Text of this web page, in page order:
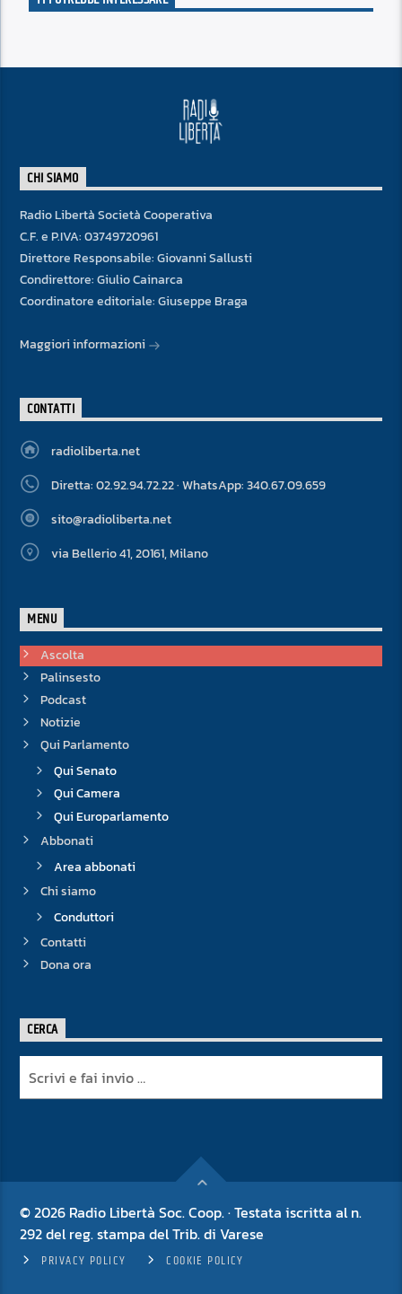
CHI SIAMO
Radio Libertà Società Cooperativa
C.F. e P.IVA: 03749720961
Direttore Responsabile: Giovanni Sallusti
Condirettore: Giulio Cainarca
Coordinatore editoriale: Giuseppe Braga
Maggiori informazioni
CONTATTI
radioliberta.net
Diretta: 02.92.94.72.22 · WhatsApp: 340.67.09.659
sito@radioliberta.net
via Bellerio 41, 20161, Milano
MENU
Ascolta
Palinsesto
Podcast
Notizie
Qui Parlamento
Qui Senato
Qui Camera
Qui Europarlamento
Abbonati
Area abbonati
Chi siamo
Conduttori
Contatti
Dona ora
CERCA
© 2026 Radio Libertà Soc. Coop. · Testata iscritta al n.
292 del reg. stampa del Trib. di Varese
PRIVACY POLICY COOKIE POLICY